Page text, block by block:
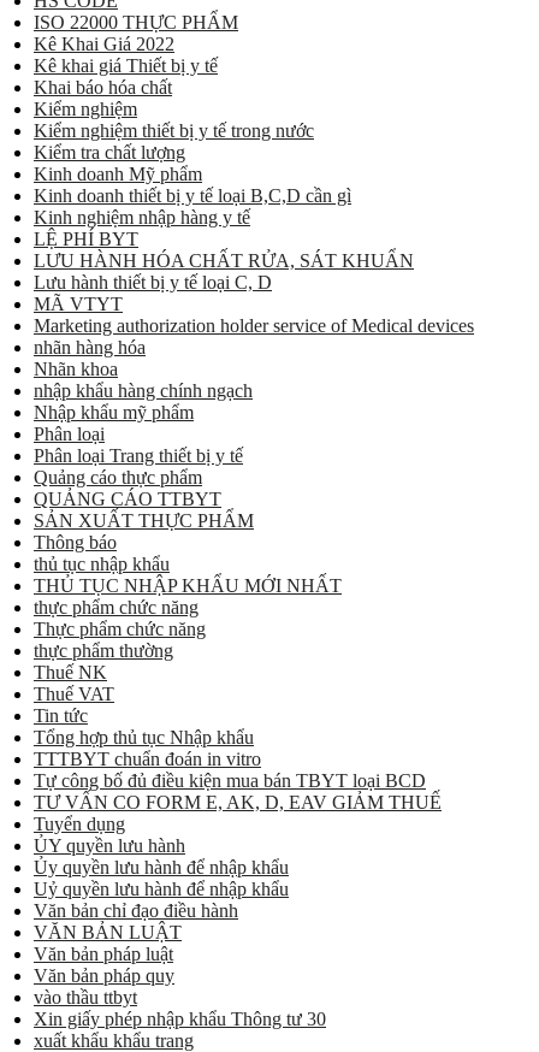
ISO 22000 THỰC PHẨM
Kê Khai Giá 2022
Kê khai giá Thiết bị y tế
Khai báo hóa chất
Kiểm nghiệm
Kiểm nghiệm thiết bị y tế trong nước
Kiểm tra chất lượng
Kinh doanh Mỹ phẩm
Kinh doanh thiết bị y tế loại B,C,D cần gì
Kinh nghiệm nhập hàng y tế
LỆ PHÍ BYT
LƯU HÀNH HÓA CHẤT RỬA, SÁT KHUẨN
Lưu hành thiết bị y tế loại C, D
MÃ VTYT
Marketing authorization holder service of Medical devices
nhãn hàng hóa
Nhãn khoa
nhập khẩu hàng chính ngạch
Nhập khẩu mỹ phẩm
Phân loại
Phân loại Trang thiết bị y tế
Quảng cáo thực phẩm
QUẢNG CÁO TTBYT
SẢN XUẤT THỰC PHẨM
Thông báo
thủ tục nhập khẩu
THỦ TỤC NHẬP KHẨU MỚI NHẤT
thực phẩm chức năng
Thực phẩm chức năng
thực phẩm thường
Thuế NK
Thuế VAT
Tin tức
Tổng hợp thủ tục Nhập khẩu
TTTBYT chuẩn đoán in vitro
Tự công bố đủ điều kiện mua bán TBYT loại BCD
TƯ VẤN CO FORM E, AK, D, EAV GIẢM THUẾ
Tuyển dụng
ỦY quyền lưu hành
Ủy quyền lưu hành để nhập khẩu
Uỷ quyền lưu hành để nhập khẩu
Văn bản chỉ đạo điều hành
VĂN BẢN LUẬT
Văn bản pháp luật
Văn bản pháp quy
vào thầu ttbyt
Xin giấy phép nhập khẩu Thông tư 30
xuất khẩu khẩu trang